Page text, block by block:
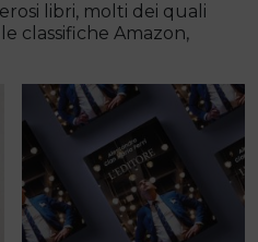
libri, molti dei quali
classifiche Amazon,